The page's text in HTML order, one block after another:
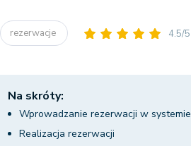
rezerwacje 4.5/5
Na skróty:
Wprowadzanie rezerwacji w systemie
Realizacja rezerwacji